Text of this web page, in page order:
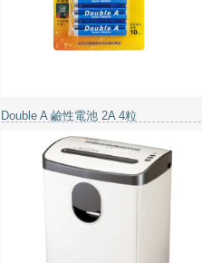
M&G 晨光 AEQ96748 實惠型段狀碎紙
機 4毫米x27毫米 12張 (discontinued)